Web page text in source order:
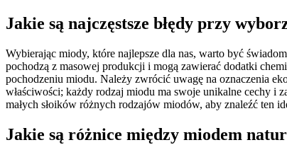
Jakie są najczęstsze błędy przy
Wybierając miody, które najlepsze dla nas, warto być
pochodzą z masowej produkcji i mogą zawierać dodatki
pochodzeniu miodu. Należy zwrócić uwagę na oznaczenia
właściwości; każdy rodzaj miodu ma swoje unikalne cechy i
małych słoików różnych rodzajów miodów, aby znaleźć ten
Jakie są różnice między miodem